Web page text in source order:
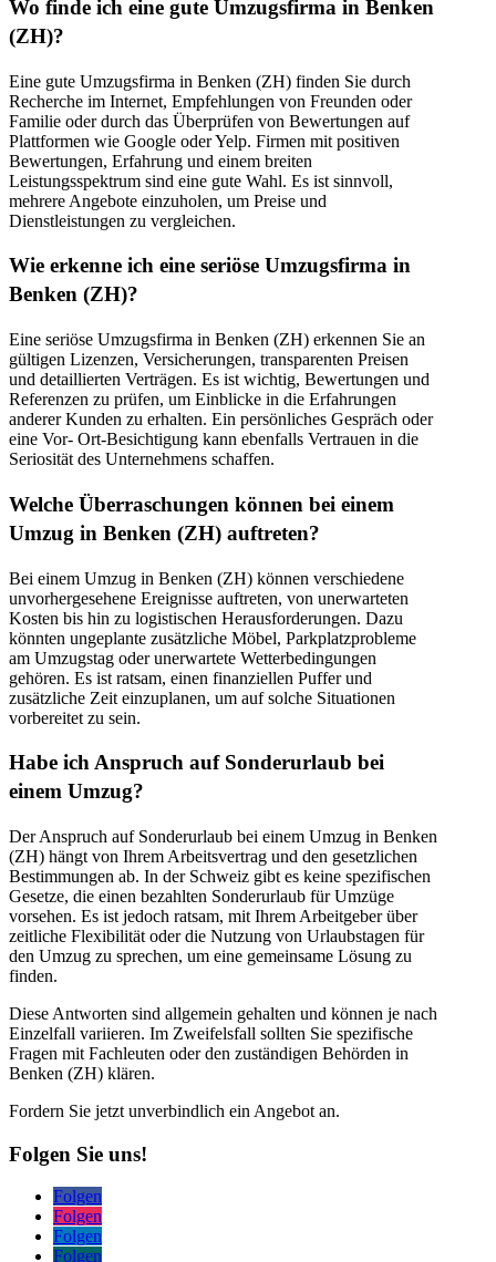
Wo finde ich eine gute Umzugsfirma in Benken
(ZH)?
Eine gute Umzugsfirma in Benken (ZH) finden Sie durch
Recherche im Internet, Empfehlungen von Freunden oder
Familie oder durch das Überprüfen von Bewertungen auf
Plattformen wie Google oder Yelp. Firmen mit positiven
Bewertungen, Erfahrung und einem breiten
Leistungsspektrum sind eine gute Wahl. Es ist sinnvoll,
mehrere Angebote einzuholen, um Preise und
Dienstleistungen zu vergleichen.
Wie erkenne ich eine seriöse Umzugsfirma in
Benken (ZH)?
Eine seriöse Umzugsfirma in Benken (ZH) erkennen Sie an
gültigen Lizenzen, Versicherungen, transparenten Preisen
und detaillierten Verträgen. Es ist wichtig, Bewertungen und
Referenzen zu prüfen, um Einblicke in die Erfahrungen
anderer Kunden zu erhalten. Ein persönliches Gespräch oder
eine Vor- Ort-Besichtigung kann ebenfalls Vertrauen in die
Seriosität des Unternehmens schaffen.
Welche Überraschungen können bei einem
Umzug in Benken (ZH) auftreten?
Bei einem Umzug in Benken (ZH) können verschiedene
unvorhergesehene Ereignisse auftreten, von unerwarteten
Kosten bis hin zu logistischen Herausforderungen. Dazu
könnten ungeplante zusätzliche Möbel, Parkplatzprobleme
am Umzugstag oder unerwartete Wetterbedingungen
gehören. Es ist ratsam, einen finanziellen Puffer und
zusätzliche Zeit einzuplanen, um auf solche Situationen
vorbereitet zu sein.
Habe ich Anspruch auf Sonderurlaub bei
einem Umzug?
Der Anspruch auf Sonderurlaub bei einem Umzug in Benken
(ZH) hängt von Ihrem Arbeitsvertrag und den gesetzlichen
Bestimmungen ab. In der Schweiz gibt es keine spezifischen
Gesetze, die einen bezahlten Sonderurlaub für Umzüge
vorsehen. Es ist jedoch ratsam, mit Ihrem Arbeitgeber über
zeitliche Flexibilität oder die Nutzung von Urlaubstagen für
den Umzug zu sprechen, um eine gemeinsame Lösung zu
finden.
Diese Antworten sind allgemein gehalten und können je nach
Einzelfall variieren. Im Zweifelsfall sollten Sie spezifische
Fragen mit Fachleuten oder den zuständigen Behörden in
Benken (ZH) klären.
Fordern Sie jetzt unverbindlich ein Angebot an.
Folgen Sie uns!
Folgen
Folgen
Folgen
Folgen